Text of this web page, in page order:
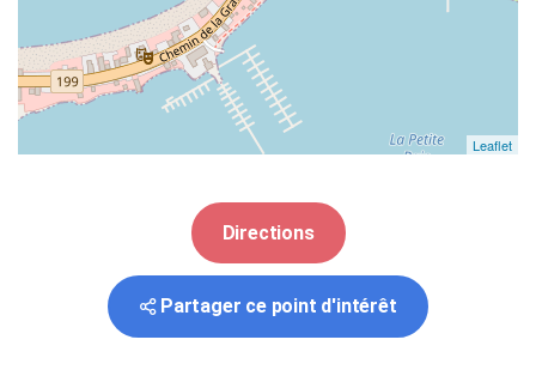
Leaflet
Directions
Partager ce point d'intérêt